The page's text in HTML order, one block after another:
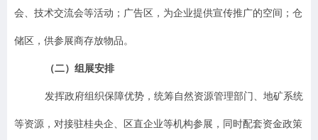
会、技术交流会等活动；广告区，为企业提供宣传推广的空间；仓
储区，供参展商存放物品。
（二）组展安排
发挥政府组织保障优势，统筹自然资源管理部门、地矿系统
等资源，对接驻桂央企、区直企业等机构参展，同时配套资金政策